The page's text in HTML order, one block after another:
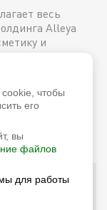
весь
Alleya
и
описание
и ценами.
с
оформив
наших
информацию
600-48-38
© 2026
третьих лиц для
для того, чтобы
чтобы
его
вы
файлов
для работы